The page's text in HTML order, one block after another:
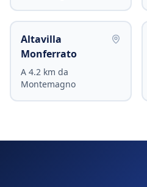
Altavilla
Monferrato
A 4.2 km da
Montemagno